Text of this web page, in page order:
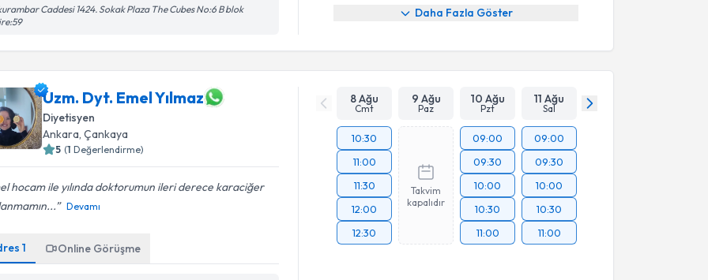
Caddesi 1424. Sokak Plaza The Cubes No:6 B blok
Daha Fazla Göster
Uzm. Dyt. Emel Yılmaz
Diyetisyen
Ankara, Çankaya
5 (1 Değerlendirme)
hocam ile yılında doktorumun ileri derece karaciğer
Devamı
1 Online Görüşme
8 Ağu
Cmt
9 Ağu
Paz
10 Ağu
Pzt
11 Ağu
Sal
10:30
11:00
11:30
12:00
12:30
Takvim
kapalıdır
09:00
09:30
10:00
10:30
11:00
09:00
09:30
10:00
10:30
11:00